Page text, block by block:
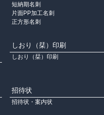
短納期名刺
片面PP加工名刺
正方形名刺
しおり（栞）印刷
しおり（栞）印刷
招待状
招待状・案内状